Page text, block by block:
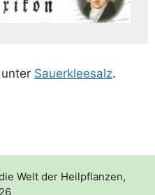
Sau­er­klee­salz.
Welt der Heilpflanzen,